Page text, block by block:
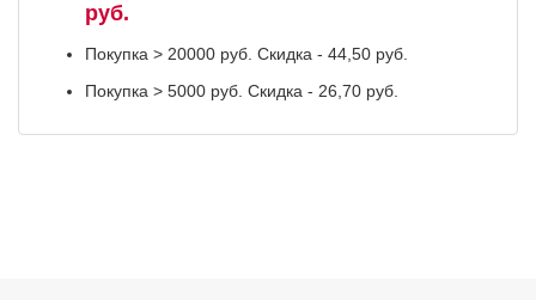
руб.
Покупка > 20000 руб. Скидка - 44,50 руб.
Покупка > 5000 руб. Скидка - 26,70 руб.